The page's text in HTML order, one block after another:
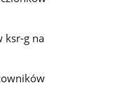
ksr-g na